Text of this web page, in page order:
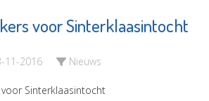
voor Sinterklaasintocht
11-2016 Nieuws